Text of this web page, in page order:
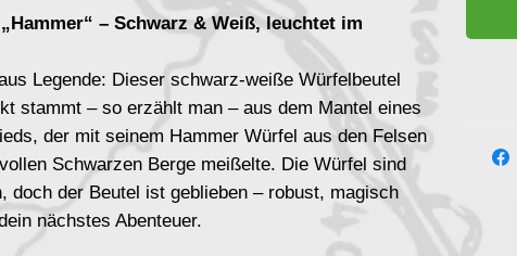
– Schwarz & Weiß, leuchtet im
Legende: Dieser schwarz-weiße Würfelbeutel
stammt – so erzählt man – aus dem Mantel eines
der mit seinem Hammer Würfel aus den Felsen
Schwarzen Berge meißelte. Die Würfel sind
doch der Beutel ist geblieben – robust, magisch
nächstes Abenteuer.